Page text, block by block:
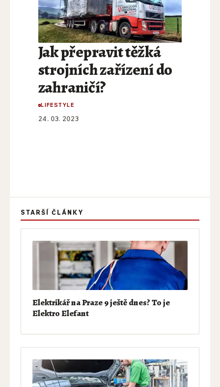
Jak přepravit těžká
strojních zařízení do
zahraničí?
LIFESTYLE
24. 03. 2023
STARŠÍ ČLÁNKY
Elektrikář na Praze 9 ještě dnes? To je
Elektro Elefant